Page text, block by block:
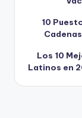
10
Los 10
Latinos en